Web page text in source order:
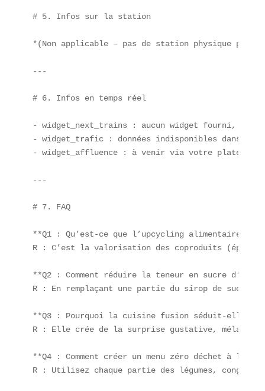
# 5. Infos sur la station
*(Non applicable – pas de station physique pour
---
# 6. Infos en temps réel
- widget_next_trains : aucun widget fourni,
- widget_trafic : données indisponibles dans
- widget_affluence : à venir via votre
---
# 7. FAQ
**Q1 : Qu’est-ce que l’upcycling alimentaire
R : C’est la valorisation des coproduits
**Q2 : Comment réduire la teneur en sucre
R : En remplaçant une partie du sirop de
**Q3 : Pourquoi la cuisine fusion séduit-elle
R : Elle crée de la surprise gustative,
**Q4 : Comment créer un menu zéro déchet à la
R : Utilisez chaque partie des légumes,